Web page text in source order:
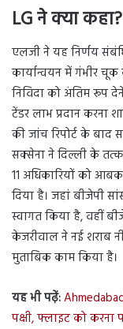
LG ने क्या कहा?
एलजी ने यह निर्णय
कार्यान्वयन में गंभीर
निविदा को अंतिम रूप
टेंडर लाभ प्रदान करना
की जांच रिपोर्ट के बाद
सक्सेना ने दिल्ली के
11 अधिकारियों को
दिया है। जहां बीजेपी
स्वागत किया है, वहीं
केजरीवाल ने नई शराब
मुताबिक काम किया है।
यह भी पढ़ें:
पक्षी, फ्लाइट को करना